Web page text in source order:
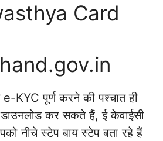
Card
KYC पूर्ण करने की पश्चात ही
कर सकते हैं, ई केवाईसी
नीचे स्टेप बाय स्टेप बता रहे हैं